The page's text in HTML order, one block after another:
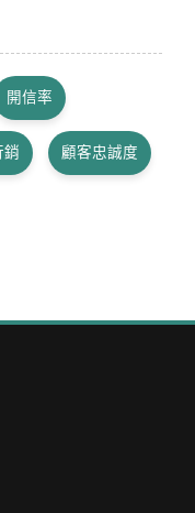
開信率
銷 顧客忠誠度